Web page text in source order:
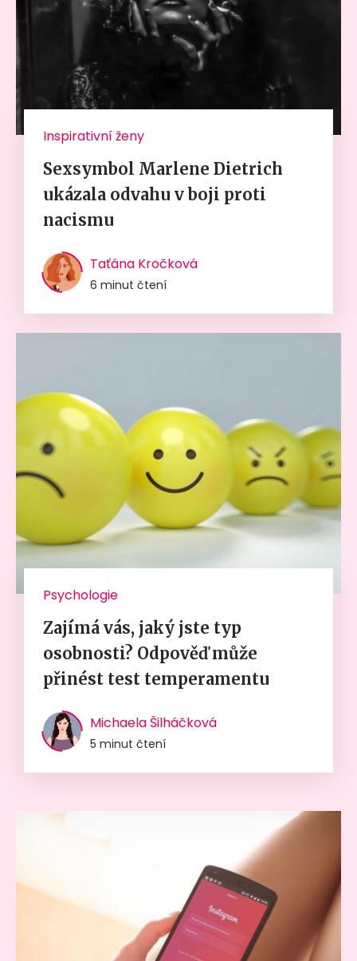
Inspirativní ženy
Sexsymbol Marlene Dietrich
ukázala odvahu v boji proti
nacismu
Taťána Kročková
6 minut čtení
Psychologie
Zajímá vás, jaký jste typ
osobnosti? Odpověď může
přinést test temperamentu
Michaela Šilháčková
5 minut čtení